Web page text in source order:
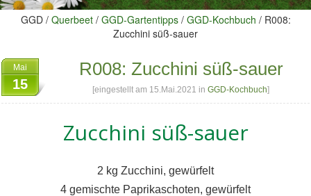
GGD / Querbeet / GGD-Gartentipps / GGD-Kochbuch / R008:
Zucchini süß-sauer
Mai
15
R008: Zucchini süß-sauer
[eingestellt am 15.Mai.2021 in GGD-Kochbuch]
Zucchini süß-sauer
2 kg Zucchini, gewürfelt
4 gemischte Paprikaschoten, gewürfelt